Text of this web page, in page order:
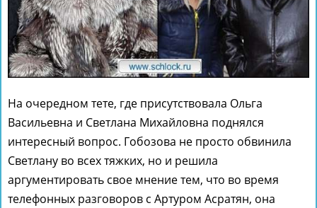
На очередном тете, где присутствовала Ольга
Васильевна и Светлана Михайловна поднялся
интересный вопрос. Гобозова не просто обвинила
Светлану во всех тяжких, но и решила
аргументировать свое мнение тем, что во время
телефонных разговоров с Артуром Асратян, она